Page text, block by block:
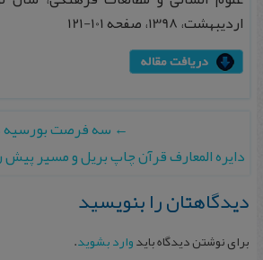
اردیبهشت، 1398، صفحه 101-121
← سه فرصت بورسیه
دایره المعارف قرآن چاپ بریل و مسیر پیش
دیدگاهتان را بنویسید
برای نوشتن دیدگاه بایدوارد بشوید.